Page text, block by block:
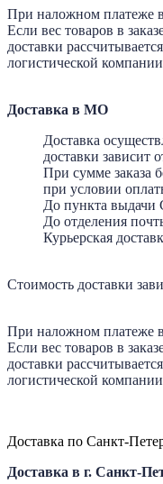
При наложном платеже
Если вес товаров в
доставки
логистической
Доставка в МО
Доставка
доставки зависит
При сумме заказа
при условии
До пункта выдачи
До отделения
Курьерская
Стоимость доставки
При наложном платеже
Если вес товаров в
доставки
логистической
Доставка по Санкт-
Доставка в г. Санкт-